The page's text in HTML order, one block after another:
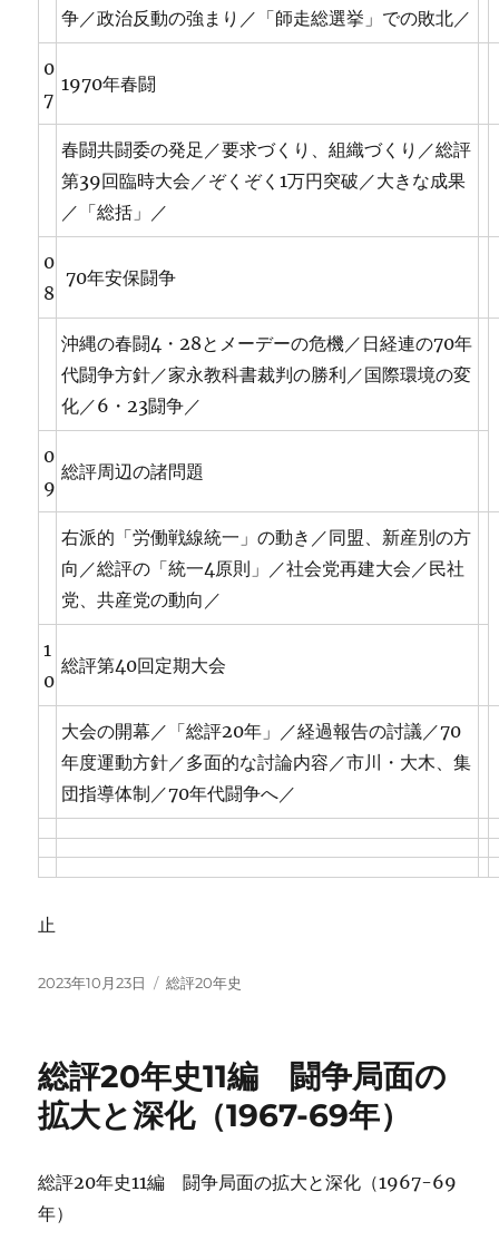
争／政治反動の強まり／「師走総選挙」での敗北／
0
7
1970年春闘
春闘共闘委の発足／要求づくり、組織づくり／総評
第39回臨時大会／ぞくぞく1万円突破／大きな成果
／「総括」／
0
8
70年安保闘争
沖縄の春闘4・28とメーデーの危機／日経連の70年
代闘争方針／家永教科書裁判の勝利／国際環境の変
化／6・23闘争／
0
9
総評周辺の諸問題
右派的「労働戦線統一」の動き／同盟、新産別の方
向／総評の「統一4原則」／社会党再建大会／民社
党、共産党の動向／
1
0
総評第40回定期大会
大会の開幕／「総評20年」／経過報告の討議／70
年度運動方針／多面的な討論内容／市川・大木、集
団指導体制／70年代闘争へ／
止
投
2023年10月23日
カ
ー
総評20年史
総評20年史11編 闘争局面の
拡大と深化（1967-69年）
総評20年史11編 闘争局面の拡大と深化（1967-69
年）